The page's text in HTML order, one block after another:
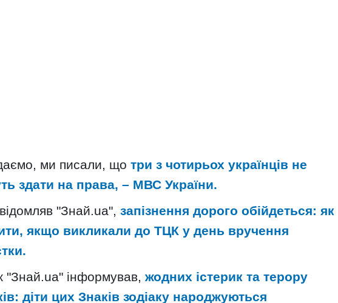
ми писали, що три з чотирьох українців не
здати на права, – МВС України.
"Знай.ua", запізнення дорого обійдеться: як
якщо викликали до ТЦК у день вручення
"Знай.ua" інформував, жодних істерик та терору
діти цих Знаків зодіаку народжуються